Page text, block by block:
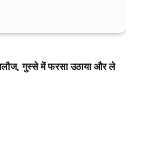
गुस्से में फरसा उठाया और ले